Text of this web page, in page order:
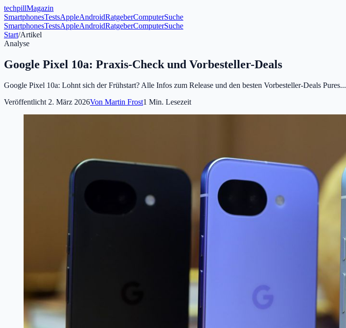
techpillMagazin
SmartphonesTestsAppleAndroidRatgeberComputerSuche
SmartphonesTestsAppleAndroidRatgeberComputerSuche
Start/Artikel
Analyse
Google Pixel 10a: Praxis-Check und Vorbesteller-Deals
Google Pixel 10a: Lohnt sich der Frühstart? Alle Infos zum Release und den besten Vorbesteller-Deals Pures...
Veröffentlicht 2. März 2026Von Martin Frost1 Min. Lesezeit